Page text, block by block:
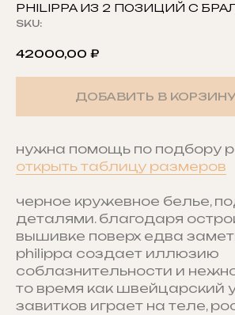
PHILIPPA ИЗ 2 ПОЗИЦИЙ С
SKU:
42000,00 ₽
ДОБАВИТЬ В
нужна помощь по подбору
открыть таблицу размеров
черное кружевное белье,
деталями. благодаря
вышивке поверх едва
philippa создает иллюзию
соблазнительности и
то время как швейцарский
завитков играет на теле,